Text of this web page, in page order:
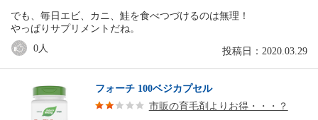
でも、毎日エビ、カニ、鮭を食べつづけるのは無理！
やっぱりサプリメントだね。
投稿日：2020.03.29
0人
フォーチ 100ベジカプセル
市販の育毛剤よりお得・・・？